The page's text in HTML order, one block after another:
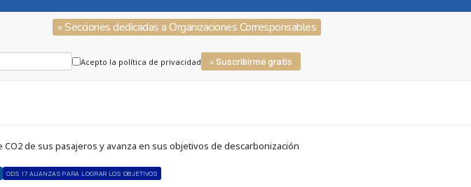
» Secciones dedicadas a Organizaciones Corresponsables
Acepto la política de privacidad » Suscribirme gratis
de sus pasajeros y avanza en sus objetivos de descarbonización
ODS 17 ALIANZAS PARA LOGRAR LOS OBJETIVOS